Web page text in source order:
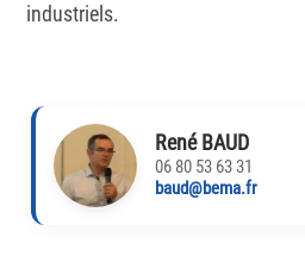
industriels.
René BAUD
06 80 53 63 31
baud@bema.fr